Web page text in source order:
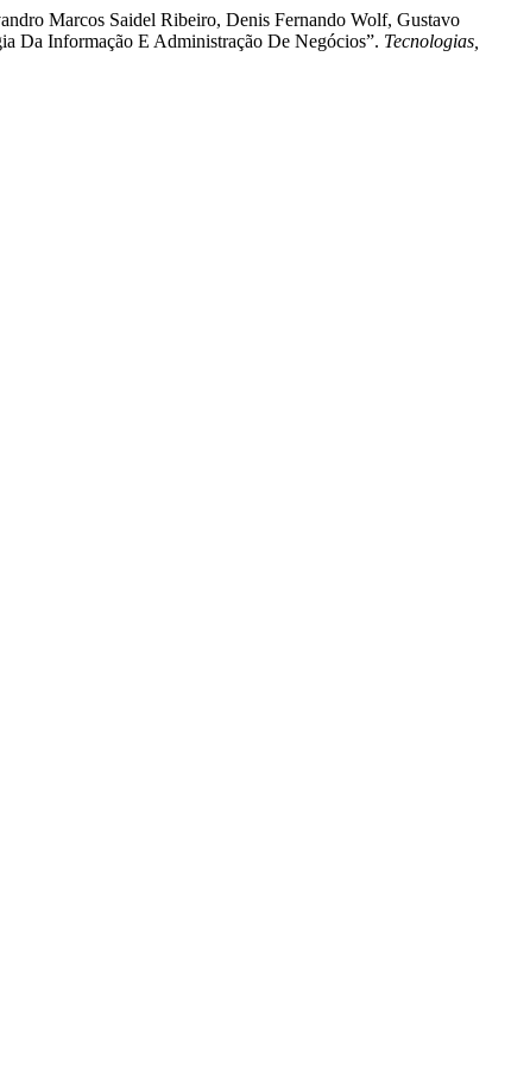
Marcos Saidel Ribeiro, Denis Fernando Wolf, Gustavo
Da Informação E Administração De Negócios”. Tecnologias,